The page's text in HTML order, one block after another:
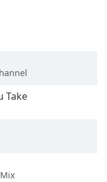
Take